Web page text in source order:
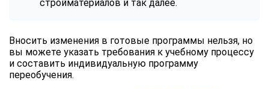
стройматериалов и так далее.
Вносить изменения в готовые программы нельзя, но
вы можете указать требования к учебному процессу
и составить индивидуальную программу
переобучения.